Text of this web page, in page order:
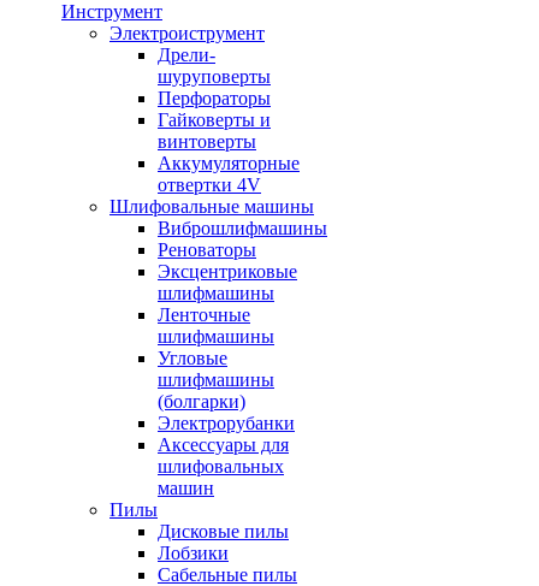
Инструмент
Электроиструмент
Дрели-
шуруповерты
Перфораторы
Гайковерты и
винтоверты
Аккумуляторные
отвертки 4V
Шлифовальные машины
Виброшлифмашины
Реноваторы
Эксцентриковые
шлифмашины
Ленточные
шлифмашины
Угловые
шлифмашины
(болгарки)
Электрорубанки
Аксессуары для
шлифовальных
машин
Пилы
Дисковые пилы
Лобзики
Сабельные пилы